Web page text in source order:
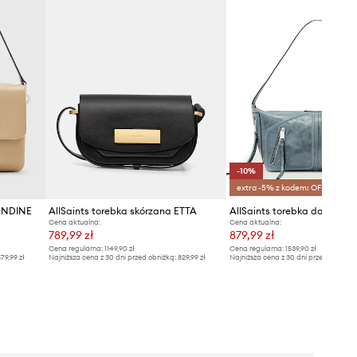
zł
AllSaints torebka skórzana ETTA
Cena aktualna:
789,99 zł
Cena regularna:1149,90 zł
Najniższa cena z 30 dni przed obniżką:829,99 zł
-10%
extra -5% z kodem: OFF*
Cena aktualna:
879,99 zł
Cena regularna: 1539,90 zł
Najniższa cena z 30 dni przed obniżką: